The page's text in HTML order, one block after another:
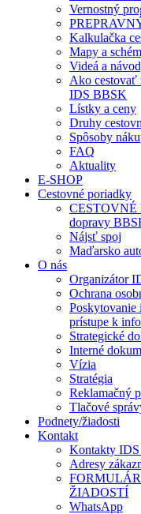
Vernostný
Kalkulačka
Mapy a
Videá a
Ako cestovať
IDS BBSK
Lístky a ceny
Druhy
Spôsoby
FAQ
Aktuality
E-SHOP
Cestovné poriadky
CESTOVNÉ
dopravy
Nájsť spoj
Maďarsko
O nás
Organizátor
Ochrana
Poskytovanie
prístupe k
Strategické
Interné
Vízia
Stratégia
Reklamačný
Tlačové
Podnety/žiadosti
Kontakt
Kontakty
Adresy
FORMULÁR
ŽIADOSTÍ
WhatsApp